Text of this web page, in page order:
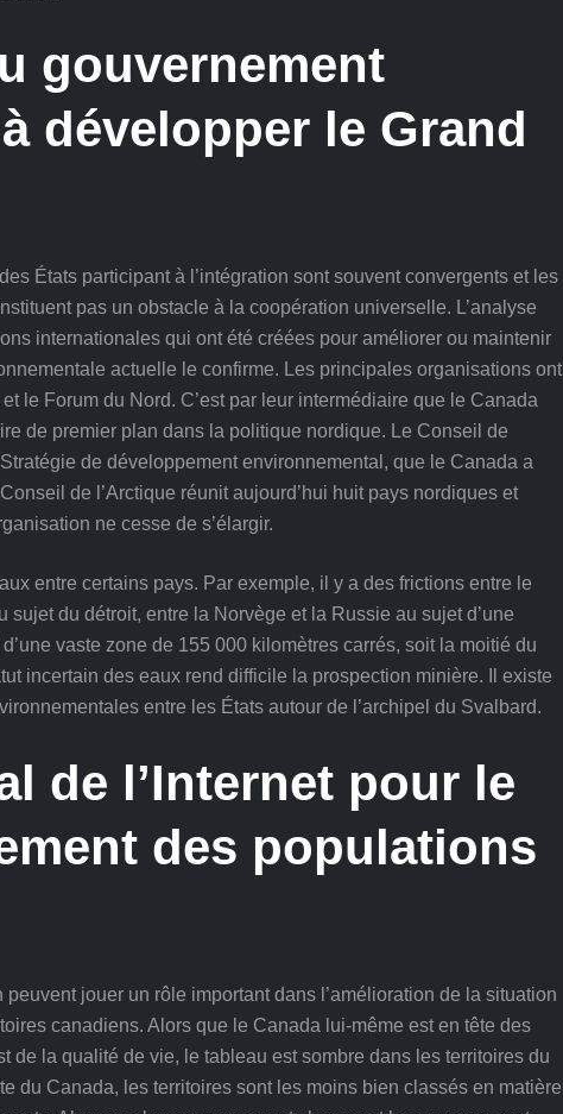
gouvernement
développer le Grand
États participant à l’intégration sont souvent convergents et les
pas un obstacle à la coopération universelle. L’analyse
internationales qui ont été créées pour améliorer ou maintenir
actuelle le confirme. Les principales organisations ont
le Forum du Nord. C’est par leur intermédiaire que le Canada
de premier plan dans la politique nordique. Le Conseil de
de développement environnemental, que le Canada a
de l’Arctique réunit aujourd’hui huit pays nordiques et
ne cesse de s’élargir.
entre certains pays. Par exemple, il y a des frictions entre le
sujet du détroit, entre la Norvège et la Russie au sujet d’une
d’une vaste zone de 155 000 kilomètres carrés, soit la moitié du
incertain des eaux rend difficile la prospection minière. Il existe
entre les États autour de l’archipel du Svalbard.
de l’Internet pour le
des populations
peuvent jouer un rôle important dans l’amélioration de la situation
canadiens. Alors que le Canada lui-même est en tête des
de la qualité de vie, le tableau est sombre dans les territoires du
du Canada, les territoires sont les moins bien classés en matière